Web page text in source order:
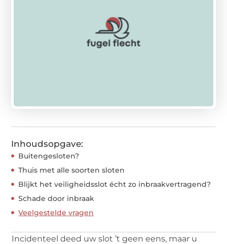
Inhoudsopgave:
Buitengesloten?
Thuis met alle soorten sloten
Blijkt het veiligheidsslot écht zo inbraakvertragend?
Schade door inbraak
Veelgestelde vragen
Incidenteel deed uw slot ’t geen eens, maar u